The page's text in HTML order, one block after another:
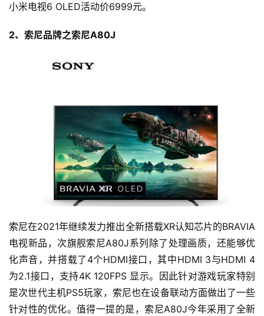
小米电视6 OLED活动价6999元。
2、索尼品牌之索尼A80J
索尼在2021年继续发力推出全新搭载XR认知芯片的BRAVIA
电视新品，次旗舰索尼A80J系列除了处理画质，还能够优
化声音，并搭载了4个HDMI接口，其中HDMI 3与HDMI 4
为2.1接口，支持4K 120FPS 显示。因此针对游戏玩家特别
是次世代主机PS5玩家，索尼也在设备联动方面做出了一些
针对性的优化。值得一提的是，索尼A80J今年采用了全新